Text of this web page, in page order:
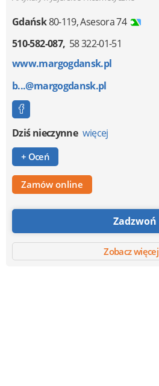
Gdańsk80-119,Asesora 74
510-582-087 58 322-01-51
www.margogdansk.pl
b...@margogdansk.pl
Dziś nieczynne więcej
+ Oceń
Zamów online
Zadzwoń
Zobacz więcej